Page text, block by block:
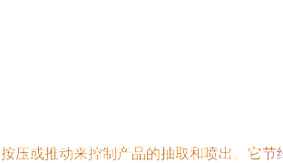
压或推动来控制产品的抽取和喷出。它